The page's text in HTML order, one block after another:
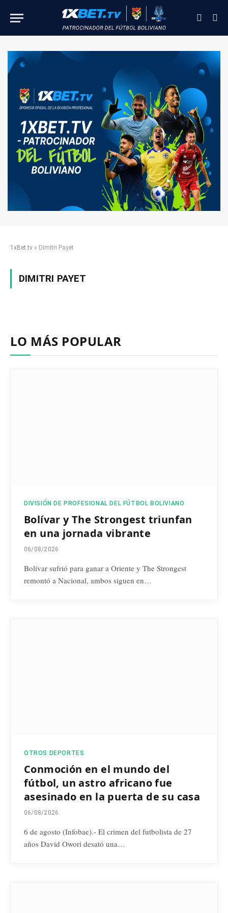
1xBet.tv » Dimitri Payet
DIMITRI PAYET
LO MÁS POPULAR
DIVISIÓN DE PROFESIONAL DEL FÚTBOL BOLIVIANO
Bolívar y The Strongest triunfan
en una jornada vibrante
06/08/2026
Bolívar sufrió para ganar a Oriente y The Strongest
remontó a Nacional, ambos siguen en…
OTROS DEPORTES
Conmoción en el mundo del
fútbol, un astro africano fue
asesinado en la puerta de su casa
06/08/2026
6 de agosto (Infobae).- El crimen del futbolista de 27
años David Owori desató una…